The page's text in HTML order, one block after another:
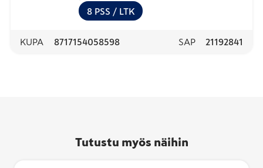
8 PSS / LTK
KUPA 8717154058598 SAP 21192841
Tutustu myös näihin